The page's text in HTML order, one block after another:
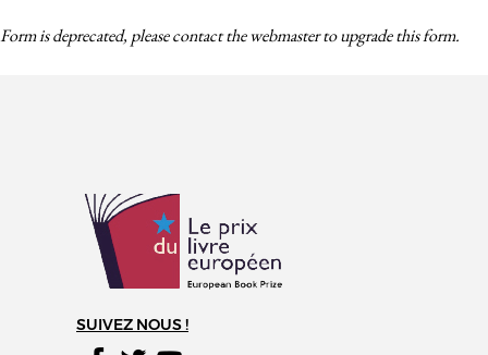
Form is deprecated, please contact the webmaster toupgradethis form.
SUIVEZ NOUS !